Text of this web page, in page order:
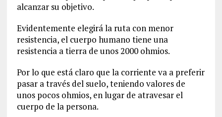
alcanzar su objetivo.
Evidentemente elegirá la ruta con menor
resistencia, el cuerpo humano tiene una
resistencia a tierra de unos 2000 ohmios.
Por lo que está claro que la corriente va a preferir
pasar a través del suelo, teniendo valores de
unos pocos ohmios, en lugar de atravesar el
cuerpo de la persona.